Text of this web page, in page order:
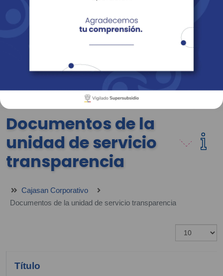
Revista Fácil Vivir
Sedes Directorio Servicios En Línea
Documentos de la
unidad de servicio
transparencia
Cajasan Corporativo
Documentos de la unidad de servicio transparencia
Mostrar #
Título